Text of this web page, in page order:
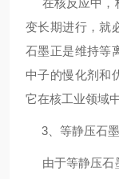
在核反应中，
变长期进行，就
石墨正是维持等
中子的慢化剂和
它在核工业领域
3、等静压石墨
由于等静压石